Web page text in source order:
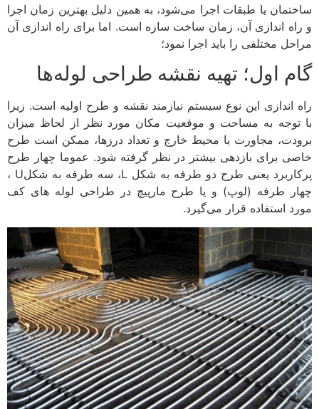
ساختمان یا طبقات اجرا می‌شود، به همین دلیل بهترین زمان اجرا
و راه اندازی آن، زمان ساخت سازه است. اما برای راه اندازی آن
مراحل مختلفی را باید اجرا نمود؛
گام اول؛ تهیه نقشه طراحی لوله‌ها
راه اندازی این نوع سیستم نیازمند نقشه و طرح اولیه است. زیرا
با توجه به مساحت و موقعیت مکان مورد نظر از لحاظ میزان
برودت، مجاورت با محیط خارج و تعداد درزها، ممکن است طرح
خاصی برای بازدهی بیشتر در نظر گرفته شود. عموما چهار طرح
پرکاربرد یعنی طرح دو طرفه به شکل L، سه طرفه به شکلU ،
چهار طرفه (لوپ) و یا طرح مارپیچ در طراحی لوله های کف
مورد استفاده قرار می‌گیرد.